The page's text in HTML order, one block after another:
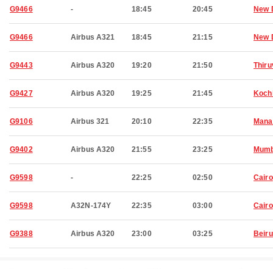
G9466 - 18:45 20:45 New
G9466 Airbus A321 18:45 21:15 New
G9443 Airbus A320 19:20 21:50
G9427 Airbus A320 19:25 21:45
G9106 Airbus 321 20:10 22:35
G9402 Airbus A320 21:55 23:25
G9598 - 22:25 02:50 Cairo
G9598 A32N-174Y 22:35 03:00 Cairo
G9388 Airbus A320 23:00 03:25